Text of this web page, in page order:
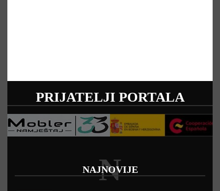
PRIJATELJI PORTALA
NAJNOVIJE
N